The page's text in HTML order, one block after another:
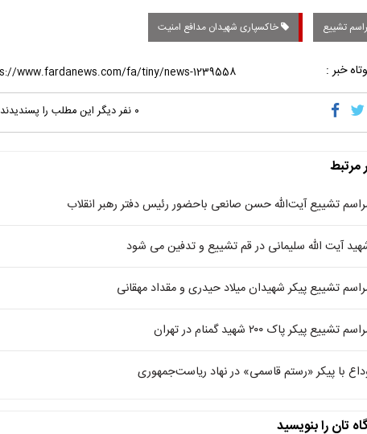
تشییع خاکسپاری شهیدان مدافع امنیت
خبر :
۰ نفر دیگر این مطلب را پسندیدند
مرتبط
تشییع آیت‌الله حسن صانعی باحضور رئیس دفتر رهبر انقلاب
آیت الله سلیمانی در قم تشییع و تدفین می شود
تشییع پیکر شهیدان میلاد حیدری و مقداد مهقانی
تشییع پیکر پاک ۲۰۰ شهید گمنام در تهران
با پیکر «رستم قاسمی» در نهاد ریاست‌جمهوری
تان را بنویسید